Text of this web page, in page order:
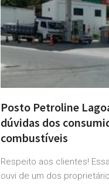
Posto Petroline
dúvidas dos
combustíveis
Respeito aos clientes!
ouvi de um dos